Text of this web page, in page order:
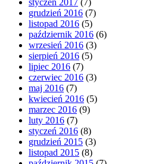
grudzień 2016 (7)
listopad 2016 (5)
październik 2016 (6)
wrzesień 2016 (3)
sierpień 2016 (5)
lipiec 2016 (7)
czerwiec 2016 (3)
maj 2016 (7)
kwiecień 2016 (5)
marzec 2016 (9)
luty 2016 (7)
styczeń 2016 (8)
grudzień 2015 (3)
listopad 2015 (8)